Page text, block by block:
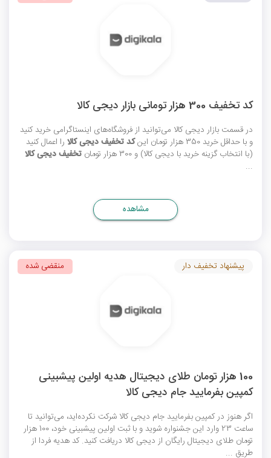
کد تخفیف 300 هزار تومانی بازار دیجی کالا
در قسمت بازار دیجی کالا می‌توانید از فروشگاه‌های اینستاگرامی خرید کنید
و با حداقل خرید 350 هزار تومان این
کد تخفیف دیجی کالا را اعمال کنید
(با انتخاب گزینه خرید با دیجی کالا) و 300 هزار تومان
تخفیف دیجی کالا
...
مشاهده
100 هزار تومان طلای دیجیتال هدیه اولین پیشبینی
کمپین بفرمایید جام دیجی کالا
اگر هنوز در کمپین بفرمایید جام دیجی کالا شرکت نکرده‌اید، می‌توانید تا
ساعت 23 وارد این جشنواره شوید و با ثبت اولین پیشبینی خود، 100 هزار
تومان طلای دیجیتال رایگان از دیجی کالا دریافت کنید. کد هدیه فردا از
طریق ...
پیشنهاد تخفیف دار منقضی شده